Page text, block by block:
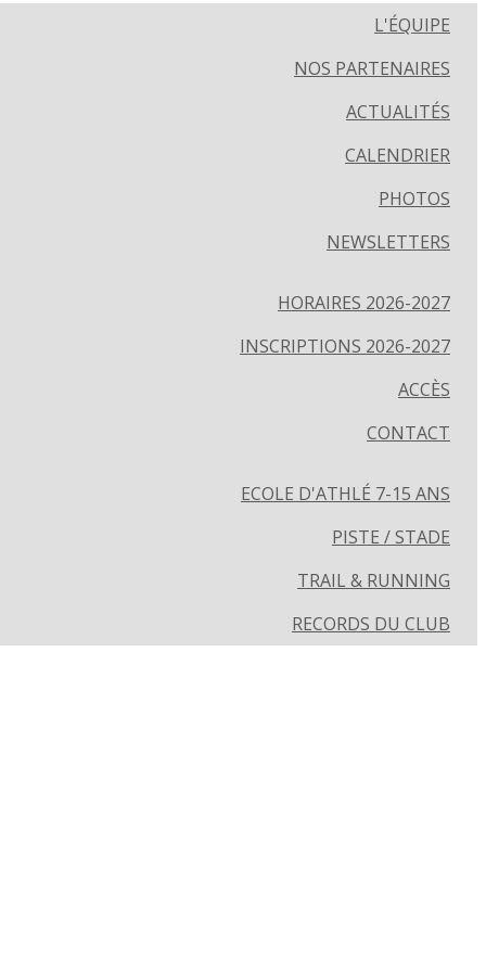
L'ÉQUIPE
NOS PARTENAIRES
ACTUALITÉS
CALENDRIER
PHOTOS
NEWSLETTERS
HORAIRES 2026-2027
INSCRIPTIONS 2026-2027
ACCÈS
CONTACT
ECOLE D'ATHLÉ 7-15 ANS
PISTE / STADE
TRAIL & RUNNING
RECORDS DU CLUB